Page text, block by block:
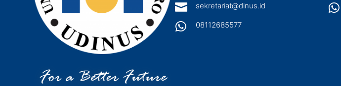
 sekretariat@dinus.id
 08112685577
